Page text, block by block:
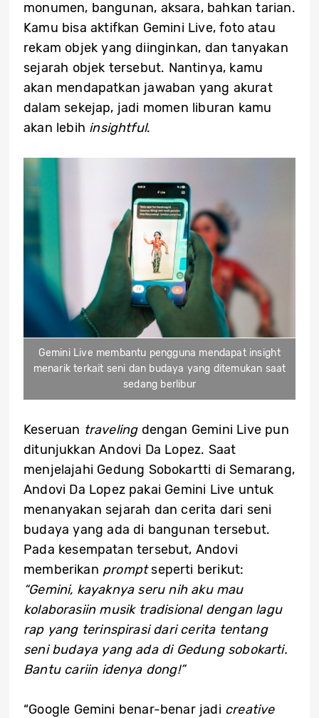
monumen, bangunan, aksara, bahkan tarian.
Kamu bisa aktifkan Gemini Live, foto atau
rekam objek yang diinginkan, dan tanyakan
sejarah objek tersebut. Nantinya, kamu
akan mendapatkan jawaban yang akurat
dalam sekejap, jadi momen liburan kamu
akan lebih insightful.
Gemini Live membantu pengguna mendapat insight
menarik terkait seni dan budaya yang ditemukan saat
sedang berlibur
Keseruan travelingdengan Gemini Live pun
ditunjukkan Andovi Da Lopez. Saat
menjelajahi Gedung Sobokartti di Semarang,
Andovi Da Lopez pakai Gemini Live untuk
menanyakan sejarah dan cerita dari seni
budaya yang ada di bangunan tersebut.
Pada kesempatan tersebut, Andovi
memberikan promptseperti berikut:
“Gemini, kayaknya seru nih aku mau
kolaborasiin musik tradisional dengan lagu
rap yang terinspirasi dari cerita tentang
seni budaya yang ada di Gedung sobokarti.
Bantu cariin idenya dong!”
“Google Gemini benar-benar jadi creative